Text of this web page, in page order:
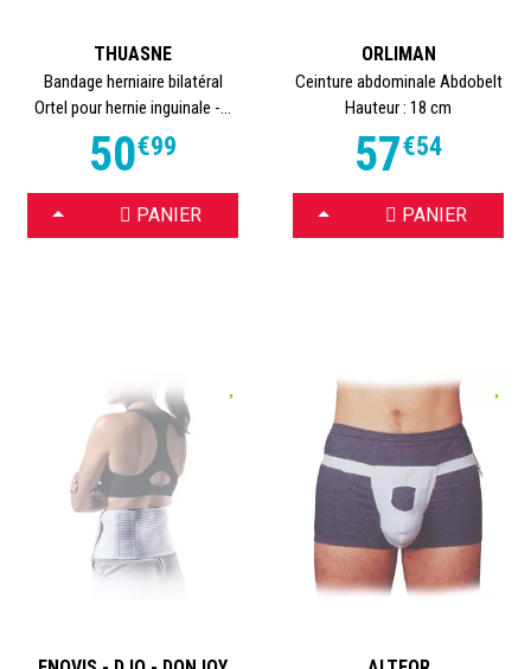
THUASNE
Bandage herniaire bilatéral
Ortel pour hernie inguinale -...
50€99
CHOISIR PANIER
ORLIMAN
Ceinture abdominale Abdobelt
Hauteur : 18 cm
57€54
CHOISIR PANIER